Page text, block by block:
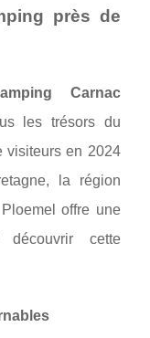
près de
Carnac
les trésors du
visiteurs en 2024
la région
offre une
découvrir cette